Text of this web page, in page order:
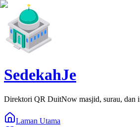
SedekahJe
Direktori QR DuitNow masjid, surau, dan
Laman Utama